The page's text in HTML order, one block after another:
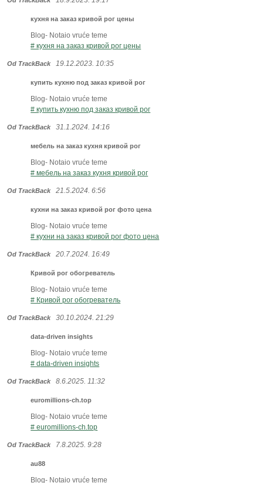
кухня на заказ кривой рог цены
Blog- Notaio vruće teme
# кухня на заказ кривой рог цены
Od TrackBack 19.12.2023. 10:35
купить кухню под заказ кривой рог
Blog- Notaio vruće teme
# купить кухню под заказ кривой рог
Od TrackBack 31.1.2024. 14:16
мебель на заказ кухня кривой рог
Blog- Notaio vruće teme
# мебель на заказ кухня кривой рог
Od TrackBack 21.5.2024. 6:56
кухни на заказ кривой рог фото цена
Blog- Notaio vruće teme
# кухни на заказ кривой рог фото цена
Od TrackBack 20.7.2024. 16:49
Кривой рог обогреватель
Blog- Notaio vruće teme
# Кривой рог обогреватель
Od TrackBack 30.10.2024. 21:29
data-driven insights
Blog- Notaio vruće teme
# data-driven insights
Od TrackBack 8.6.2025. 11:32
euromillions-ch.top
Blog- Notaio vruće teme
# euromillions-ch.top
Od TrackBack 7.8.2025. 9:28
au88
Blog- Notaio vruće teme